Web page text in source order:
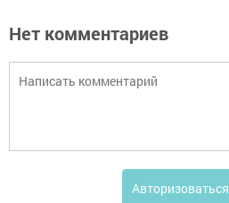
Нет комментариев
Авторизоваться